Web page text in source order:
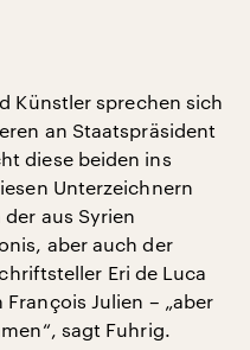
Künstler sprechen sich
an Staatspräsident
diese beiden ins
Unterzeichnern
aus Syrien
aber auch der
Eri de Luca
Julien – „aber
sagt Fuhrig.